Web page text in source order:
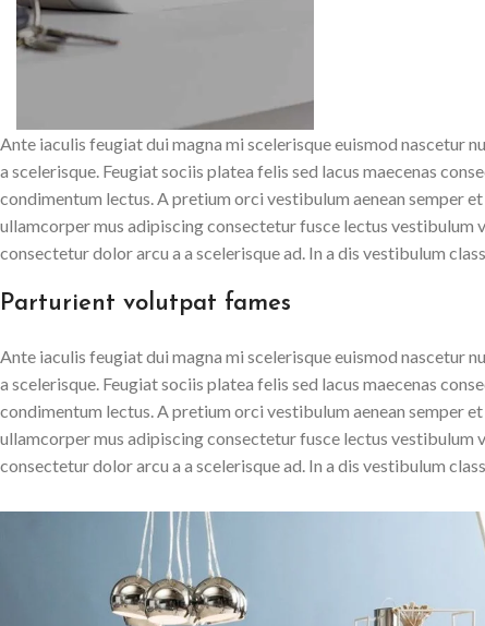
Ante iaculis feugiat dui magna mi scelerisque euismod nascetur
a scelerisque. Feugiat sociis platea felis sed lacus maecenas
condimentum lectus. A pretium orci vestibulum aenean semper
ullamcorper mus adipiscing consectetur fusce lectus vestibulum
consectetur dolor arcu a a scelerisque ad. In a dis vestibulum
Parturient volutpat fames
Ante iaculis feugiat dui magna mi scelerisque euismod nascetur
a scelerisque. Feugiat sociis platea felis sed lacus maecenas
condimentum lectus. A pretium orci vestibulum aenean semper
ullamcorper mus adipiscing consectetur fusce lectus vestibulum
consectetur dolor arcu a a scelerisque ad. In a dis vestibulum